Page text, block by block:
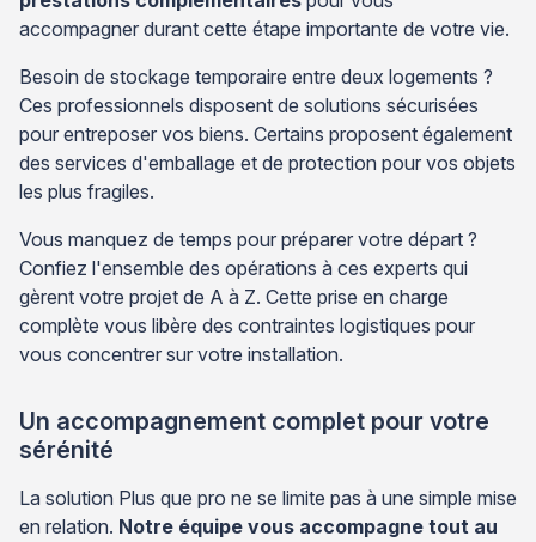
accompagner durant cette étape importante de votre vie.
Besoin de stockage temporaire entre deux logements ?
Ces professionnels disposent de solutions sécurisées
pour entreposer vos biens. Certains proposent également
des services d'emballage et de protection pour vos objets
les plus fragiles.
Vous manquez de temps pour préparer votre départ ?
Confiez l'ensemble des opérations à ces experts qui
gèrent votre projet de A à Z. Cette prise en charge
complète vous libère des contraintes logistiques pour
vous concentrer sur votre installation.
Un accompagnement complet pour votre
sérénité
La solution Plus que pro ne se limite pas à une simple mise
en relation. Notre équipe vous accompagne tout au